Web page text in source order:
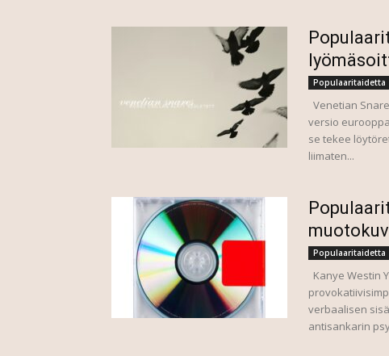
Populaaritaidetta
Venetian
versio
se tekee
liimaten...
Populaaritaidetta
Kanye Westin
verbaalisen
antisankarin